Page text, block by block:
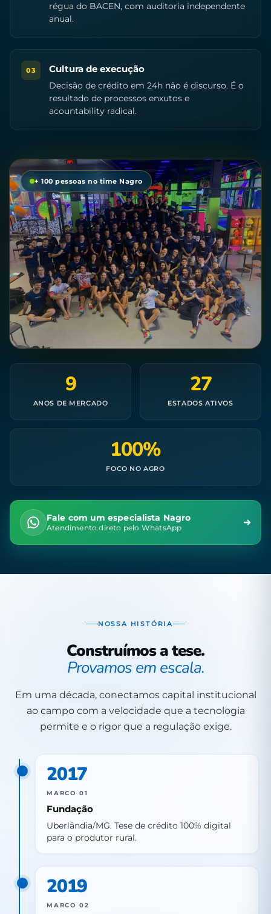
régua do BACEN, com auditoria independente
anual.
03 Cultura de execução
Decisão de crédito em 24h não é discurso. É o
resultado de processos enxutos e
acountability radical.
+ 100 pessoas no time Nagro
9
ANOS DE MERCADO
27
ESTADOS ATIVOS
100%
FOCO NO AGRO
Fale com um especialista Nagro
Atendimento direto pelo WhatsApp
NOSSA HISTÓRIA
Construímos a tese.
Provamos em escala.
Em uma década, conectamos capital institucional
ao campo com a velocidade que a tecnologia
permite e o rigor que a regulação exige.
2017
MARCO 01
Fundação
Uberlândia/MG. Tese de crédito 100% digital
para o produtor rural.
2019
MARCO 02